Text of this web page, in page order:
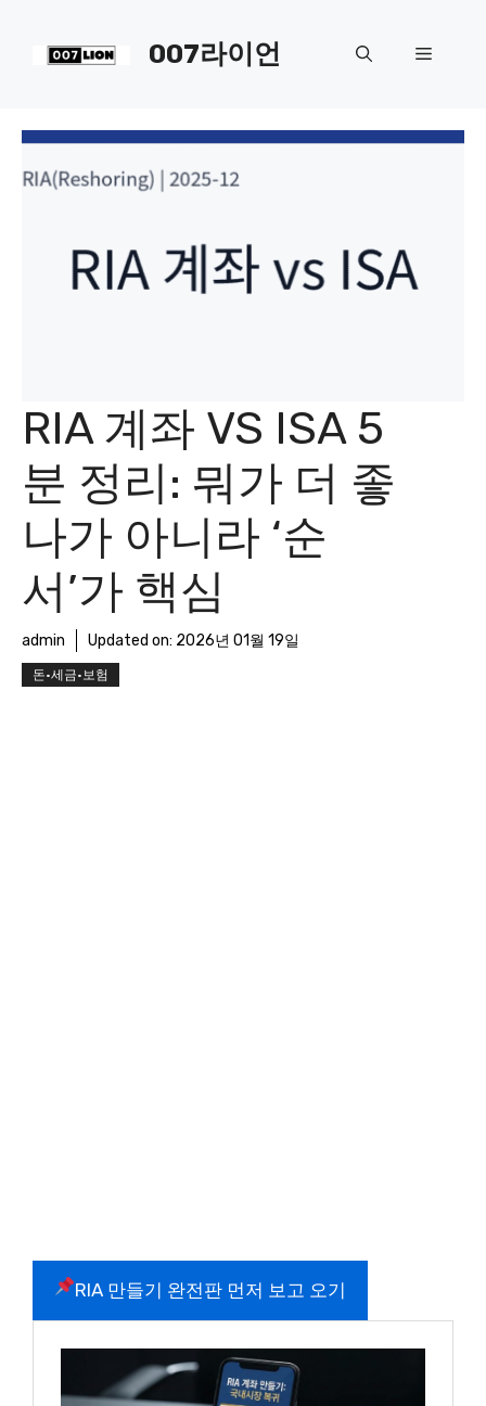
007라이언 메
RIA 계좌 VS ISA 5
분 정리: 뭐가 더 좋
나가 아니라 ‘순
서’가 핵심
admin Updated on: 2026년 01월 19일
돈·세금·보험
RIA 만들기 완전판 먼저 보고 오기